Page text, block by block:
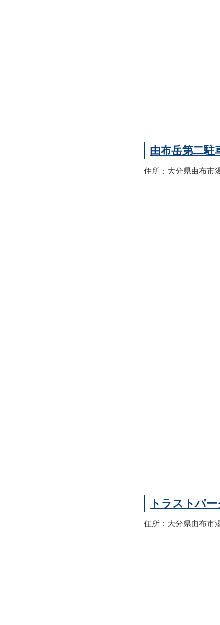
由布岳第二駐
住所：大分県由布市
トラストパ
住所：大分県由布市